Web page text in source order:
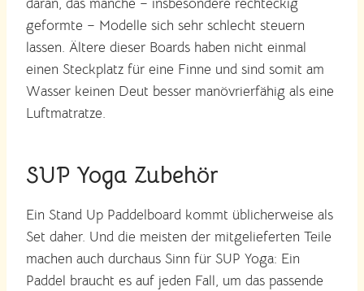
daran, das manche – insbesondere rechteckig
geformte – Modelle sich sehr schlecht steuern
lassen. Ältere dieser Boards haben nicht einmal
einen Steckplatz für eine Finne und sind somit am
Wasser keinen Deut besser manövrierfähig als eine
Luftmatratze.
SUP Yoga Zubehör
Ein Stand Up Paddelboard kommt üblicherweise als
Set daher. Und die meisten der mitgelieferten Teile
machen auch durchaus Sinn für SUP Yoga: Ein
Paddel braucht es auf jeden Fall, um das passende